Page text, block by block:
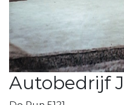
Autobedrijf